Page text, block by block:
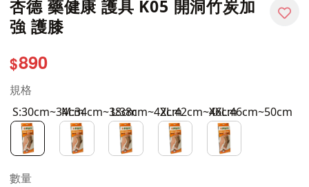
杏德 藥健康 護具 K05 開洞竹炭加
強 護膝
$890
規格
S:30cm~34cmM:34cm~38cmL:38cm~42cmXL:42cm~46cmXXL:46cm~50cm
數量